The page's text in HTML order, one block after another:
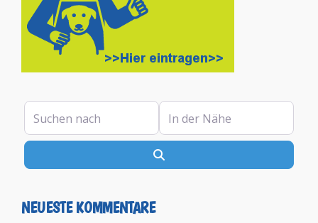
Suchen nach In der Nähe
NEUESTE KOMMENTARE